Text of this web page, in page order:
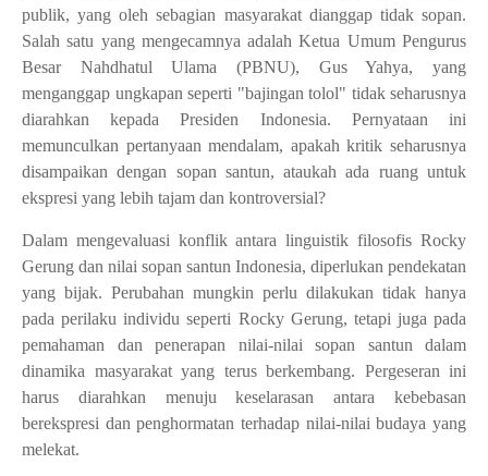
publik, yang oleh sebagian masyarakat dianggap tidak sopan.
Salah satu yang mengecamnya adalah Ketua Umum Pengurus
Besar Nahdhatul Ulama (PBNU), Gus Yahya, yang
menganggap ungkapan seperti "bajingan tolol" tidak seharusnya
diarahkan kepada Presiden Indonesia. Pernyataan ini
memunculkan pertanyaan mendalam, apakah kritik seharusnya
disampaikan dengan sopan santun, ataukah ada ruang untuk
ekspresi yang lebih tajam dan kontroversial?
Dalam mengevaluasi konflik antara linguistik filosofis Rocky
Gerung dan nilai sopan santun Indonesia, diperlukan pendekatan
yang bijak. Perubahan mungkin perlu dilakukan tidak hanya
pada perilaku individu seperti Rocky Gerung, tetapi juga pada
pemahaman dan penerapan nilai-nilai sopan santun dalam
dinamika masyarakat yang terus berkembang. Pergeseran ini
harus diarahkan menuju keselarasan antara kebebasan
berekspresi dan penghormatan terhadap nilai-nilai budaya yang
melekat.